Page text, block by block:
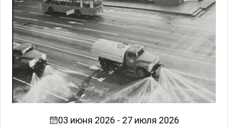
03 июня 2026 - 27 июля 2026